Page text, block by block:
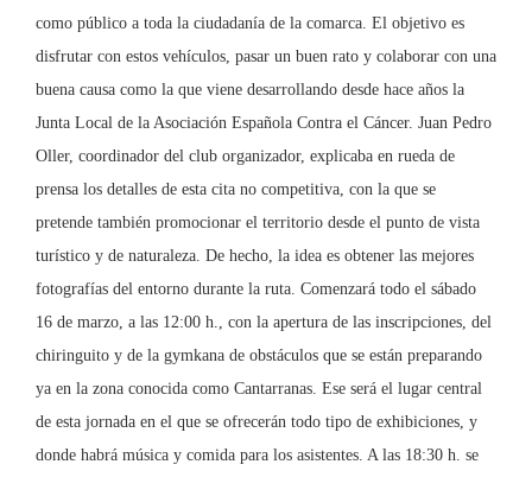
como público a toda la ciudadanía de la comarca. El objetivo es
disfrutar con estos vehículos, pasar un buen rato y colaborar con una
buena causa como la que viene desarrollando desde hace años la
Junta Local de la Asociación Española Contra el Cáncer. Juan Pedro
Oller, coordinador del club organizador, explicaba en rueda de
prensa los detalles de esta cita no competitiva, con la que se
pretende también promocionar el territorio desde el punto de vista
turístico y de naturaleza. De hecho, la idea es obtener las mejores
fotografías del entorno durante la ruta. Comenzará todo el sábado
16 de marzo, a las 12:00 h., con la apertura de las inscripciones, del
chiringuito y de la gymkana de obstáculos que se están preparando
ya en la zona conocida como Cantarranas. Ese será el lugar central
de esta jornada en el que se ofrecerán todo tipo de exhibiciones, y
donde habrá música y comida para los asistentes. A las 18:30 h. se